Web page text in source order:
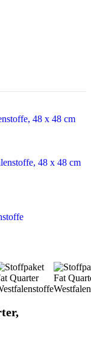
48 x 48 cm
48 x 48 cm